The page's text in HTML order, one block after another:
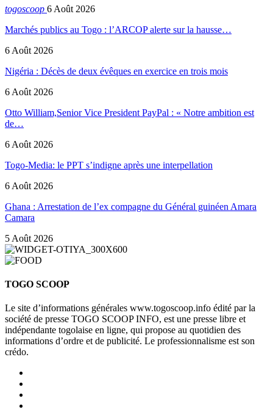
togoscoop 6 Août 2026
Marchés publics au Togo : l’ARCOP alerte sur la hausse…
6 Août 2026
Nigéria : Décès de deux évêques en exercice en trois mois
6 Août 2026
Otto William,Senior Vice President PayPal : « Notre ambition est
de…
6 Août 2026
Togo-Media: le PPT s’indigne après une interpellation
6 Août 2026
Ghana : Arrestation de l’ex compagne du Général guinéen Amara
Camara
5 Août 2026
TOGO SCOOP
Le site d’informations générales www.togoscoop.info édité par la
société de presse TOGO SCOOP INFO, est une presse libre et
indépendante togolaise en ligne, qui propose au quotidien des
informations d’ordre et de publicité. Le professionnalisme est son
crédo.